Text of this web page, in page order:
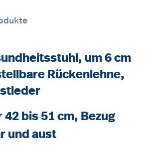
um 6 cm
Rückenlehne,
bis 51 cm, Bezug
und aust